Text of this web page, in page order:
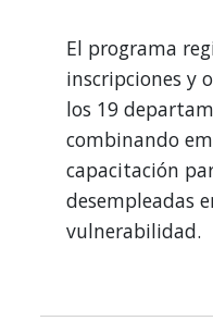
El programa
inscripciones y
los 19
combinando
capacitación
desempleadas
vulnerabilidad.